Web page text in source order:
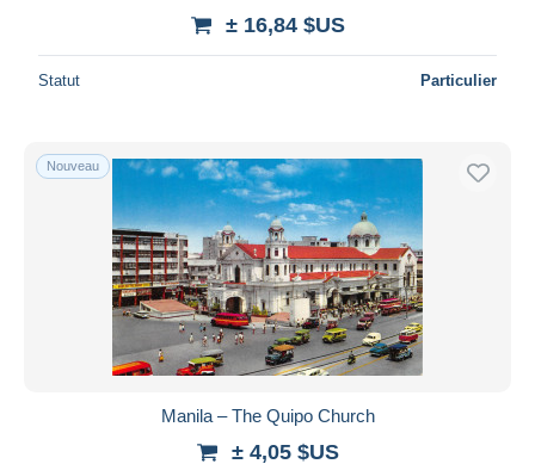
± 16,84 $US
Statut Particulier
Nouveau
Manila – The Quipo Church
± 4,05 $US